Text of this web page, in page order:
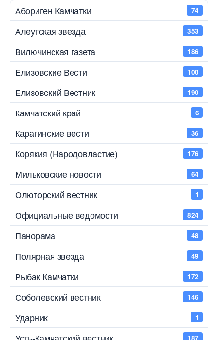
Абориген Камчатки 74
Алеутская звезда 353
Вилючинская газета 186
Елизовские Вести 100
Елизовский Вестник 190
Камчатский край 6
Карагинские вести 36
Корякия (Народовластие) 176
Мильковские новости 64
Олюторский вестник 1
Официальные ведомости 824
Панорама 48
Полярная звезда 49
Рыбак Камчатки 172
Соболевский вестник 146
Ударник 1
187